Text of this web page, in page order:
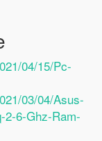
04/15/pc-
03/04/asus-
2-6-Ghz-Ram-